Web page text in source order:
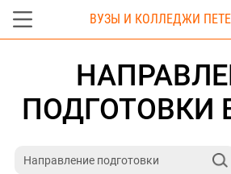
ВУЗЫ И КОЛЛЕДЖИ
ПОДГОТОВКИ